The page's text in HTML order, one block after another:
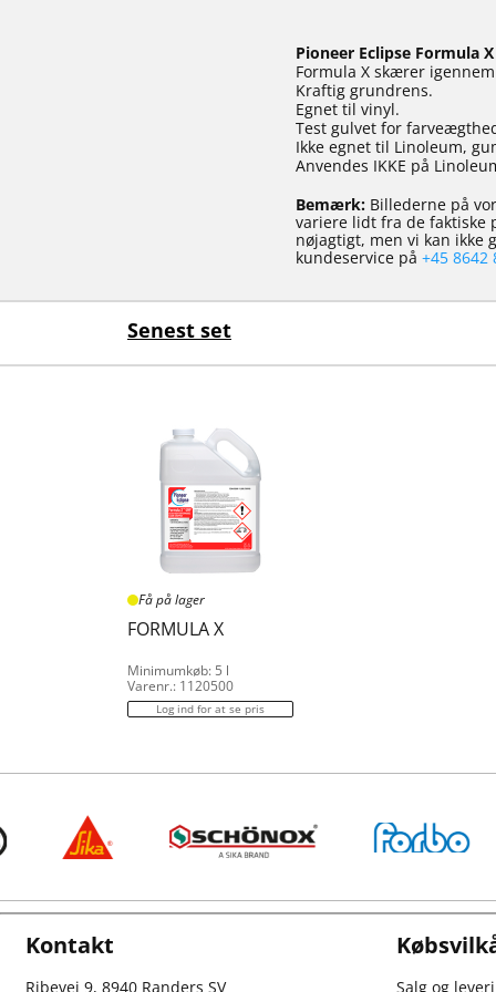
Pioneer Eclipse Formula X
Formula X skærer
Kraftig grundrens.
Egnet til vinyl.
Test gulvet for
Ikke egnet til Linoleum,
Anvendes IKKE på
Bemærk:Billederne på
variere lidt fra de faktiske
nøjagtigt, men vi kan ikke
kundeservice på +45 8642
Senest set
Få på lager
FORMULA X
Minimumkøb: 5 l
Varenr.: 1120500
Log ind for at se pris
Kontakt
Ribevej 9, 8940 Randers SV Salg og